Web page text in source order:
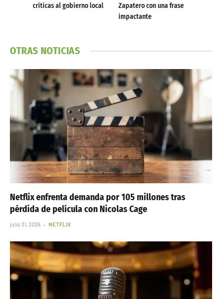
críticas al gobierno local
Zapatero con una frase
impactante
OTRAS NOTICIAS
Netflix enfrenta demanda por 105 millones tras
pérdida de película con Nicolas Cage
julio 31, 2026 NETFLIX